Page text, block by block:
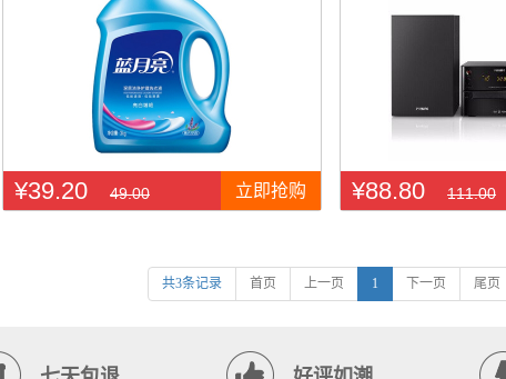
¥39.20 49.00 立即抢购 ¥88.80 111.00
共3条记录 首页 上一页 1 下一页 尾页